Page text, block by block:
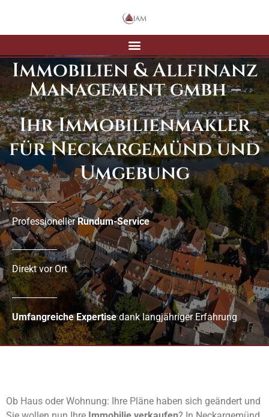
Immobilien & Allfinanz
Management gmbh –
Ihr Immobilienmakler
für Neckargemünd und
Umgebung
ProfessionellerRundum-Service
Direkt vor Ort
Umfangreiche Expertisedank langjähriger Erfahrung
Ob Haus oder Wohnung: Ihre Pläne haben sich geändert und